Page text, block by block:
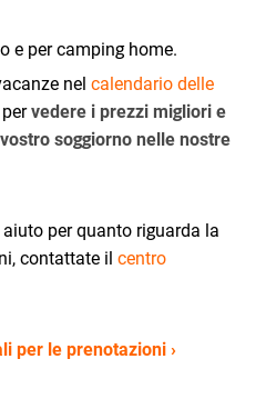
e per camping home.
nel calendario delle
vedere i prezzi migliori e
soggiorno nelle nostre
per quanto riguarda la
contattate il centro
per le prenotazioni ›